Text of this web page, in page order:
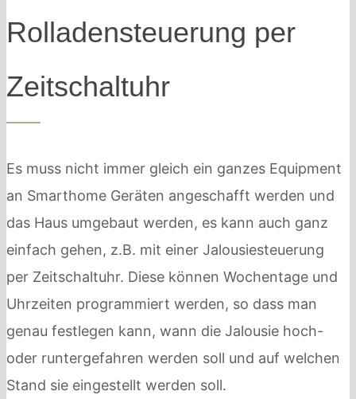
Rolladensteuerung per
Zeitschaltuhr
Es muss nicht immer gleich ein ganzes Equipment
an Smarthome Geräten angeschafft werden und
das Haus umgebaut werden, es kann auch ganz
einfach gehen, z.B. mit einer Jalousiesteuerung
per Zeitschaltuhr. Diese können Wochentage und
Uhrzeiten programmiert werden, so dass man
genau festlegen kann, wann die Jalousie hoch-
oder runtergefahren werden soll und auf welchen
Stand sie eingestellt werden soll.